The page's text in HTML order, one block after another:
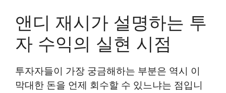
앤디 재시가 설명하는 투
자 수익의 실현 시점
투자자들이 가장 궁금해하는 부분은 역시 이
막대한 돈을 언제 회수할 수 있느냐는 점입니